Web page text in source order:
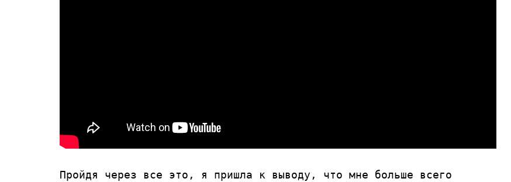
Пройдя через все это, я пришла к выводу, что мне больше всего